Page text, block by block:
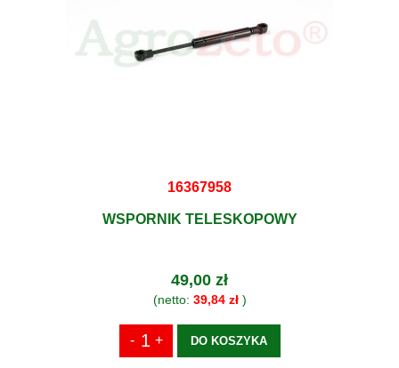
16367958
WSPORNIK TELESKOPOWY
49,00 zł
(netto: 39,84 zł)
DO KOSZYKA